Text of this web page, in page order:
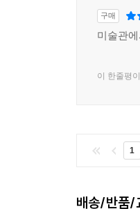
구매
미술관
이 한줄평
1
배송/반품/